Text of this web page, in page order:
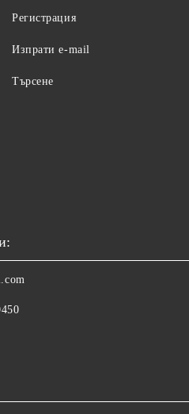
Регистрация
Изпрати e-mail
Търсене